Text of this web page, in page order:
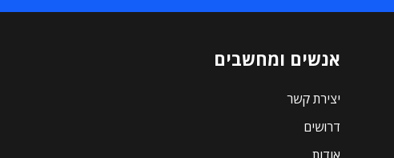
אנשים ומחשבים
יצירת קשר
דרושים